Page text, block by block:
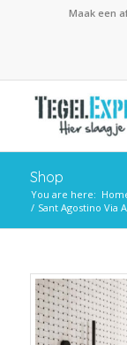
Maak een
Shop
You are here:
/ Sant Agostino Via